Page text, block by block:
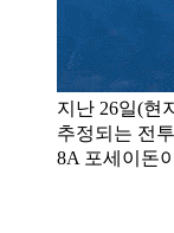
지난 26일(현
추정되는 전
8A 포세이돈